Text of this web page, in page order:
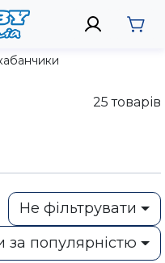
25 товарів
Не фільтрувати
за популярністю